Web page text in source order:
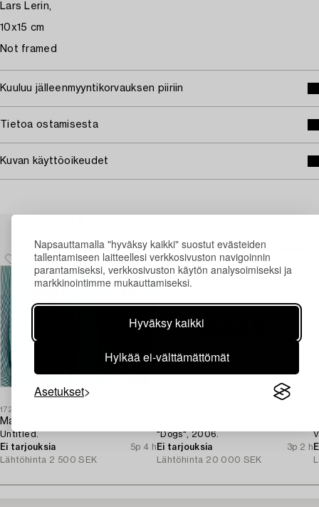
Napsauttamalla "hyväksy kaikki" suostut evästeiden
tallentamiseen laitteellesi verkkosivuston navigoinnin
parantamiseksi, verkkosivuston käytön analysoimiseksi ja
markkinointimme mukauttamiseksi.
Hyväksy kaikki
Hylkää ei-välttämättömät
Asetukset
Lars Lerin,
10x15 cm
Not framed
Kuuluu jälleenmyyntikorvauksen piiriin
Tietoa ostamisesta
Kuvan käyttöoikeudet
1721969
Maria Hedlund
Untitled.
Ei tarjouksia
5p 4 h
Lähtöhinta 2 500 SEK
"Dogs", 2006.
Ei tarjouksia
3p 2 h
Lähtöhinta 20 000 SEK